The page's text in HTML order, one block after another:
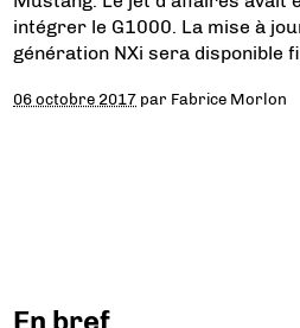
intégrer le G1000. La mise à
génération NXi sera disponible
06 octobre 2017 par Fabrice Morlon